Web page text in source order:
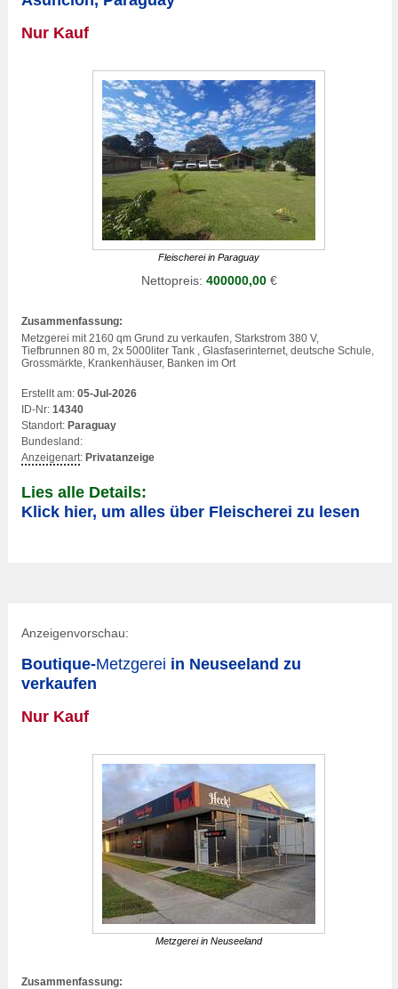
Nur Kauf
Fleischerei in Paraguay
Nettopreis: 400000,00€
Zusammenfassung:
Metzgerei mit 2160 qm Grund zu verkaufen, Starkstrom 380 V,
Tiefbrunnen 80 m, 2x 5000liter Tank , Glasfaserinternet, deutsche Schule,
Grossmärkte, Krankenhäuser, Banken im Ort
Erstellt am: 05-Jul-2026
ID-Nr: 14340
Standort: Paraguay
Bundesland:
Anzeigenart: Privatanzeige
Lies alle Details:
Klick hier, um alles über Fleischerei zu lesen
Anzeigenvorschau:
Boutique-Metzgerei in Neuseeland zu
verkaufen
Nur Kauf
Metzgereiin Neuseeland
Zusammenfassung: